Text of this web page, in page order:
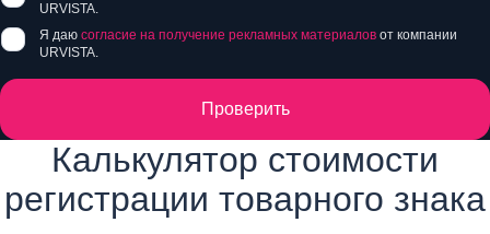
URVISTA.
Я даю согласие на получение рекламных материалов от компании
URVISTA.
Проверить
Калькулятор стоимости
регистрации товарного знака